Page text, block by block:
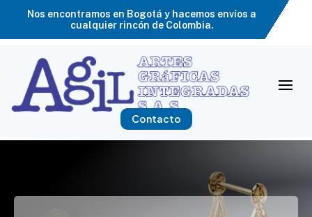
Nos encontramos en Bogotá y hacemos envíos a
cualquier rincón de Colombia.
Contacto